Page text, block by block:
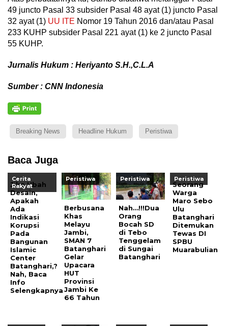
49 juncto Pasal 33 subsider Pasal 48 ayat (1) juncto Pasal
32 ayat (1) UU ITE Nomor 19 Tahun 2016 dan/atau Pasal
233 KUHP subsider Pasal 221 ayat (1) ke 2 juncto Pasal
55 KUHP.
Jurnalis Hukum : Heriyanto S.H.,C.L.A
Sumber : CNN Indonesia
Breaking News Headline Hukum Peristiwa
Baca Juga
Cerita
Rakyat
Jika Ubah
Desain,
Apakah
Ada
Indikasi
Korupsi
Pada
Bangunan
Islamic
Center
Batanghari,?
Nah, Baca
Info
Selengkapnya
Peristiwa
Berbusana
Khas
Melayu
Jambi,
SMAN 7
Batanghari
Gelar
Upacara
HUT
Provinsi
Jambi Ke
66 Tahun
Peristiwa
Nah…!!!Dua
Orang
Bocah SD
di Tebo
Tenggelam
di Sungai
Batanghari
Peristiwa
Seorang
Warga
Maro Sebo
Ulu
Batanghari
Ditemukan
Tewas DI
SPBU
Muarabulian